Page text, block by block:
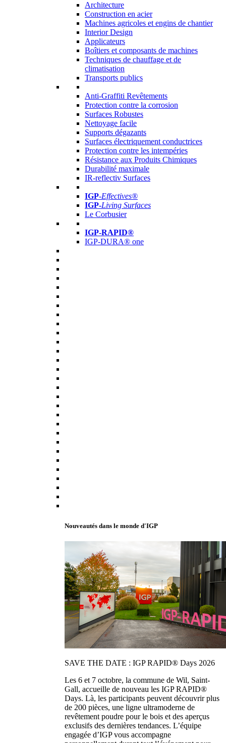
Architecture
Construction en acier
Machines agricoles et engins de chantier
Interior Design
Applicateurs
Boîtiers et composants de machines
Techniques de chauffage et de
climatisation
Transports publics
Anti-Graffiti Revêtements
Protection contre la corrosion
Surfaces Robustes
Nettoyage facile
Supports dégazants
Surfaces électriquement conductrices
Protection contre les intempéries
Résistance aux Produits Chimiques
Durabilité maximale
IR-reflectiv Surfaces
IGP-Effectives®
IGP-Living Surfaces
Le Corbusier
IGP-RAPID®
IGP-DURA® one
Nouveautés dans le monde d'IGP
SAVE THE DATE : IGP RAPID® Days 2026
Les 6 et 7 octobre, la commune de Wil, Saint-
Gall, accueille de nouveau les IGP RAPID®
Days. Là, les participants peuvent découvrir plus
de 200 pièces, une ligne ultramoderne de
revêtement poudre pour le bois et des aperçus
exclusifs des dernières tendances. L’équipe
engagée d’IGP vous accompagne